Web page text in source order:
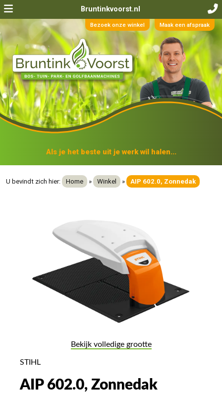
Bruntinkvoorst.nl
Bezoek onze winkel Maak een afspraak
Als je het beste uit je werk wil halen...
U bevindt zich hier: Home » Winkel » AIP 602.0, Zonnedak
Bekijk volledige grootte
STIHL
AIP 602.0, Zonnedak